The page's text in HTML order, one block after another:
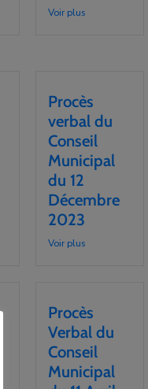
Voir plus
Procès
verbal du
Conseil
Municipal
du 12
Décembre
2023
Voir plus
Procès
Verbal du
Conseil
Municipal